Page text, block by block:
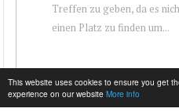
This website uses cookies to ensure you get
experience on our website More info
Treffen zu geben, da es
einen Platz zu finden um...